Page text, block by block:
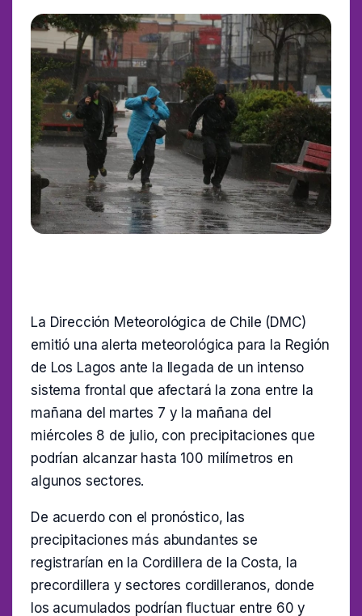
La Dirección Meteorológica de Chile (DMC)
emitió una alerta meteorológica para la Región
de Los Lagos ante la llegada de un intenso
sistema frontal que afectará la zona entre la
mañana del martes 7 y la mañana del
miércoles 8 de julio, con precipitaciones que
podrían alcanzar hasta 100 milímetros en
algunos sectores.
De acuerdo con el pronóstico, las
precipitaciones más abundantes se
registrarían en la Cordillera de la Costa, la
precordillera y sectores cordilleranos, donde
los acumulados podrían fluctuar entre 60 y